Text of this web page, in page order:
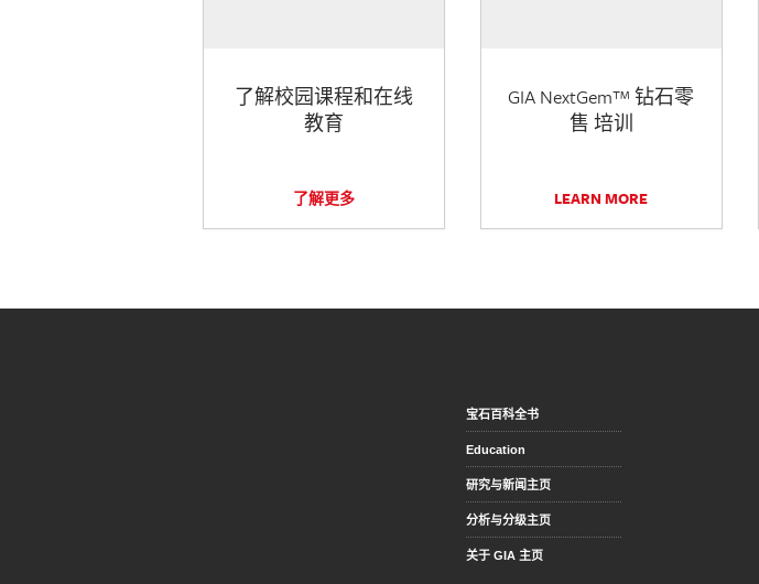
了解校园课程和在线
教育
了解更多
GIA NextGem™ 钻石零
售 培训
LEARN MORE
宝石百科全书
Education
研究与新闻主页
分析与分级主页
关于 GIA 主页